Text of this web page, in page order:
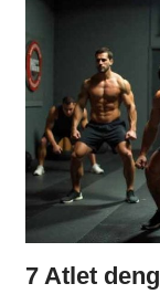
7 Atlet